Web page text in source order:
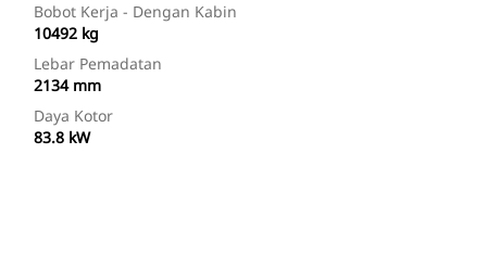
Bobot Kerja - Dengan Kabin
10492 kg
Lebar Pemadatan
2134 mm
Daya Kotor
83.8 kW